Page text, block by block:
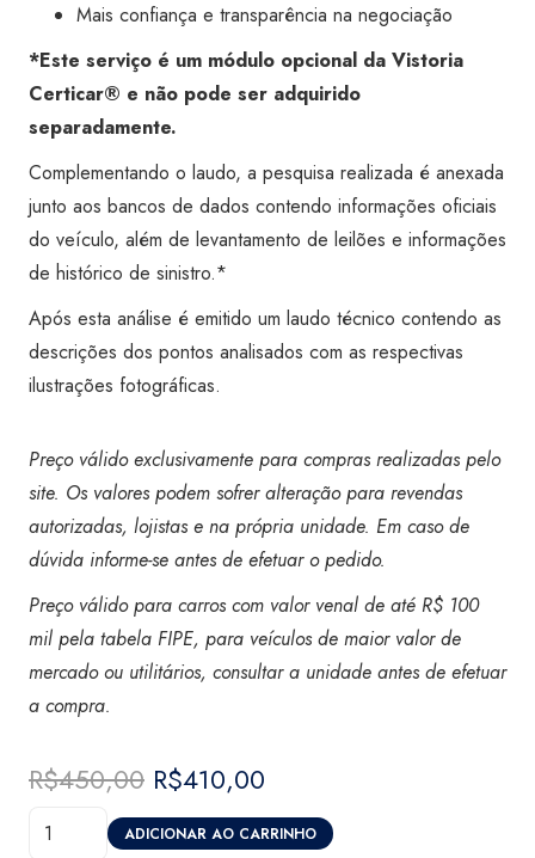
Mais confiança e transparência na negociação
*Este serviço é um módulo opcional da Vistoria
Certicar® e não pode ser adquirido
separadamente.
Complementando o laudo, a pesquisa realizada é anexada
junto aos bancos de dados contendo informações oficiais
do veículo, além de levantamento de leilões e informações
de histórico de sinistro.*
Após esta análise é emitido um laudo técnico contendo as
descrições dos pontos analisados com as respectivas
ilustrações fotográficas.
Preço válido exclusivamente para compras realizadas pelo
site. Os valores podem sofrer alteração para revendas
autorizadas, lojistas e na própria unidade. Em caso de
dúvida informe-se antes de efetuar o pedido.
Preço válido para carros com valor venal de até R$ 100
mil pela tabela FIPE, para veículos de maior valor de
mercado ou utilitários, consultar a unidade antes de efetuar
a compra.
R$450,00 O
preço
original
R$410,00
preço
atual
Vistoria
ADICIONAR AO CARRINHO